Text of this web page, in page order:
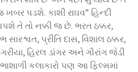
ખબર પડશે. કાશી રાઘવ” હિન્દી
તે તો નક્કી જ છે. ભરત ઠક્કર,
પ્રીતિ દાસ, વિશાલ ઠક્કર,
હિરલ ડાંગર અને ગૌરાંગ જેડી
કલાકારો પણ આ ફિલ્મમાં